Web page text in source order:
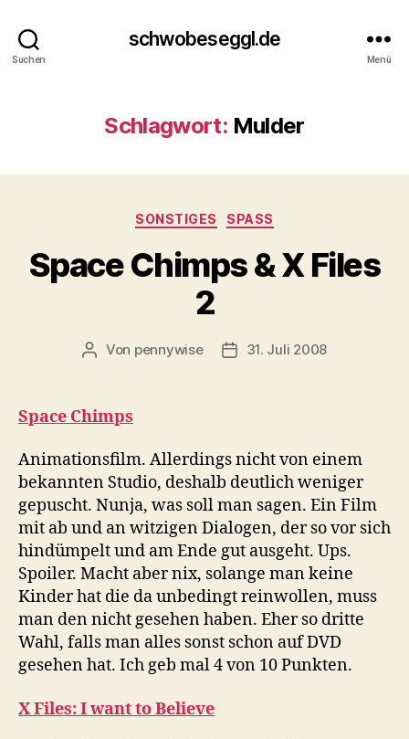
Suchen
schwobeseggl.de
Menü
Schlagwort: Mulder
Kategorien
SONSTIGES SPASS
Space Chimps & X Files
2
Beitragsautor
Von pennywise Veröffentlichungsdatum
31. Juli 2008
Space Chimps
Animationsfilm. Allerdings nicht von einem
bekannten Studio, deshalb deutlich weniger
gepuscht. Nunja, was soll man sagen. Ein Film
mit ab und an witzigen Dialogen, der so vor sich
hindümpelt und am Ende gut ausgeht. Ups.
Spoiler. Macht aber nix, solange man keine
Kinder hat die da unbedingt reinwollen, muss
man den nicht gesehen haben. Eher so dritte
Wahl, falls man alles sonst schon auf DVD
gesehen hat. Ich geb mal 4 von 10 Punkten.
X Files: I want to Believe